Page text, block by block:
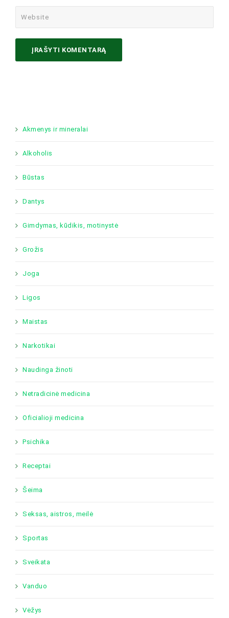
Akmenys ir mineralai
Alkoholis
Būstas
Dantys
Gimdymas, kūdikis, motinystė
Grožis
Joga
Ligos
Maistas
Narkotikai
Naudinga žinoti
Netradicinė medicina
Oficialioji medicina
Psichika
Receptai
Šeima
Seksas, aistros, meilė
Sportas
Sveikata
Vanduo
Vėžys